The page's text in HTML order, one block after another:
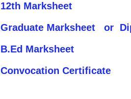
12th Marksheet
Graduate Marksheet or
B.Ed Marksheet
Convocation Certificate